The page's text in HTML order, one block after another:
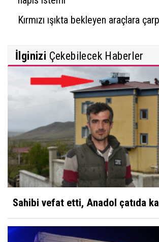
Kırmızı ışıkta bekleyen araçlara
İlginizi Çekebilecek Haberler
Sahibi vefat etti, Anadol çatıda